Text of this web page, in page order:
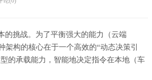
的挑战。为了平衡强大的能力（云端
构的核心在于一个高效的“动态决策引
的承载能力，智能地决定指令在本地（车